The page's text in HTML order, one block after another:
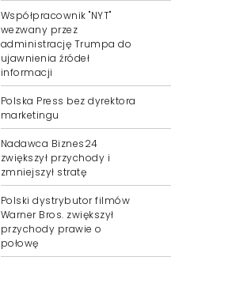
Współpracownik "NYT"
wezwany przez
administrację Trumpa do
ujawnienia źródeł
informacji
Polska Press bez dyrektora
marketingu
Nadawca Biznes24
zwiększył przychody i
zmniejszył stratę
Polski dystrybutor filmów
Warner Bros. zwiększył
przychody prawie o
połowę